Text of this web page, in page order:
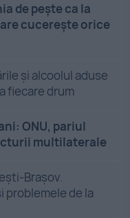
de pește ca la
cucerește orice
și alcoolul aduse
fiecare drum
ONU, pariul
multilaterale
Brașov.
problemele de la